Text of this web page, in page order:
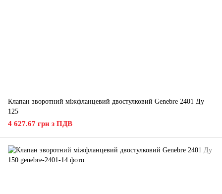
Клапан зворотний міжфланцевий двостулковий Genebre 2401 Ду
125
4 627.67 грн з ПДВ